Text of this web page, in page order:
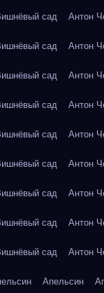
сад Антон
сад Антон
сад Антон
сад Антон
сад Антон
сад Антон
сад Антон
сад Антон
сад Антон
Апельсин